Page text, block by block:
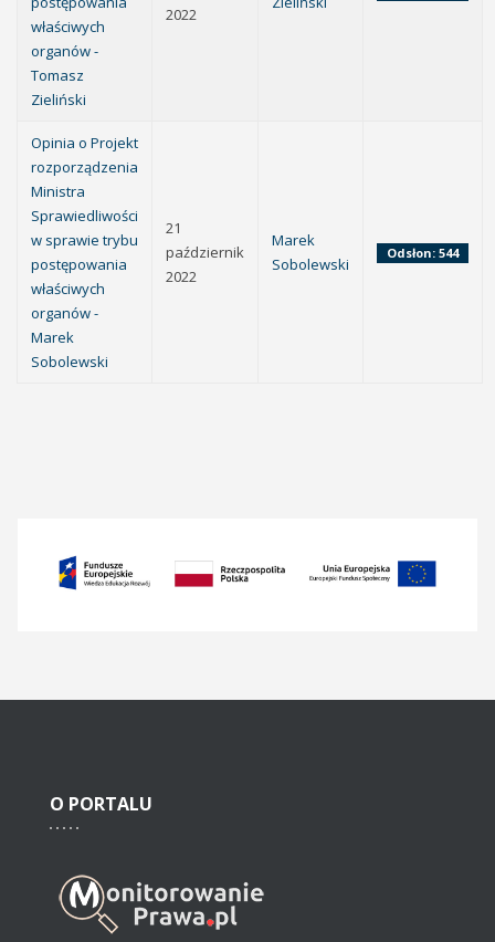
właściwych
organów -
Tomasz
Zieliński
2022
Opinia o Projekt
rozporządzenia
Ministra
Sprawiedliwości
w sprawie trybu
postępowania
właściwych
organów -
Marek
Sobolewski
21
październik
2022
Marek
Sobolewski
Odsłon: 544
O PORTALU